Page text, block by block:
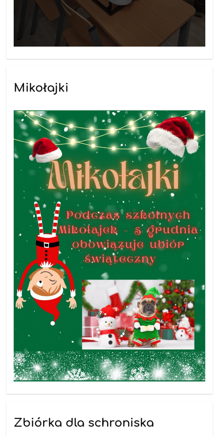
Mikołajki
Zbiórka dla schroniska